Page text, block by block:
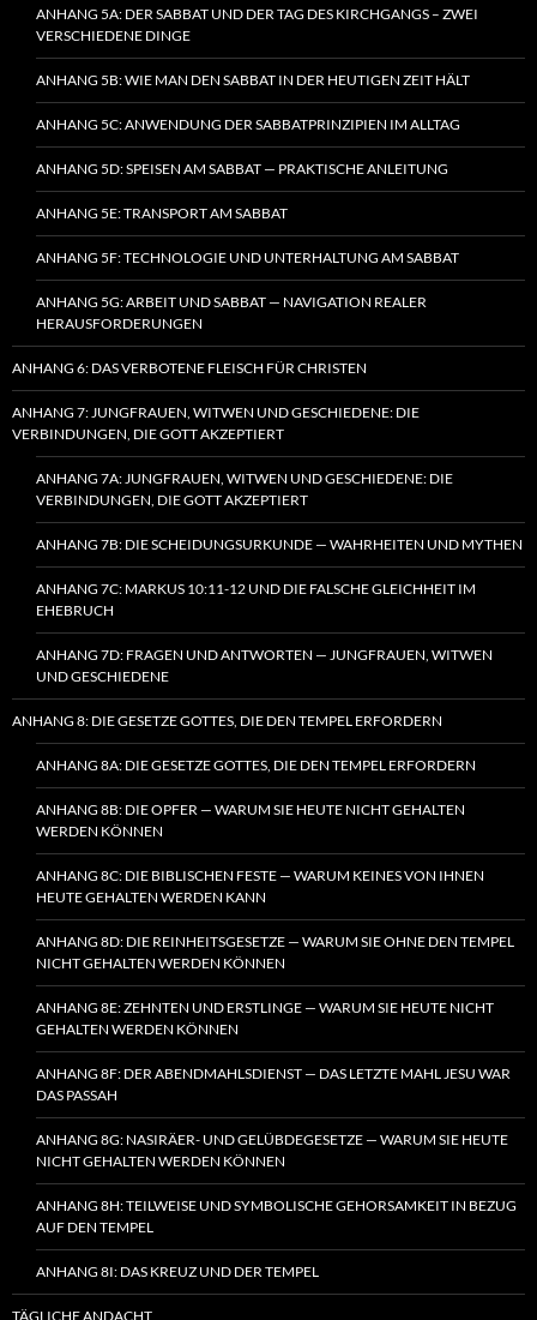
ANHANG 5A: DER SABBAT UND DER TAG DES KIRCHGANGS – ZWEI
VERSCHIEDENE DINGE
ANHANG 5B: WIE MAN DEN SABBAT IN DER HEUTIGEN ZEIT HÄLT
ANHANG 5C: ANWENDUNG DER SABBATPRINZIPIEN IM ALLTAG
ANHANG 5D: SPEISEN AM SABBAT — PRAKTISCHE ANLEITUNG
ANHANG 5E: TRANSPORT AM SABBAT
ANHANG 5F: TECHNOLOGIE UND UNTERHALTUNG AM SABBAT
ANHANG 5G: ARBEIT UND SABBAT — NAVIGATION REALER
HERAUSFORDERUNGEN
ANHANG 6: DAS VERBOTENE FLEISCH FÜR CHRISTEN
ANHANG 7: JUNGFRAUEN, WITWEN UND GESCHIEDENE: DIE
VERBINDUNGEN, DIE GOTT AKZEPTIERT
ANHANG 7A: JUNGFRAUEN, WITWEN UND GESCHIEDENE: DIE
VERBINDUNGEN, DIE GOTT AKZEPTIERT
ANHANG 7B: DIE SCHEIDUNGSURKUNDE — WAHRHEITEN UND MYTHEN
ANHANG 7C: MARKUS 10:11-12 UND DIE FALSCHE GLEICHHEIT IM
EHEBRUCH
ANHANG 7D: FRAGEN UND ANTWORTEN — JUNGFRAUEN, WITWEN
UND GESCHIEDENE
ANHANG 8: DIE GESETZE GOTTES, DIE DEN TEMPEL ERFORDERN
ANHANG 8A: DIE GESETZE GOTTES, DIE DEN TEMPEL ERFORDERN
ANHANG 8B: DIE OPFER — WARUM SIE HEUTE NICHT GEHALTEN
WERDEN KÖNNEN
ANHANG 8C: DIE BIBLISCHEN FESTE — WARUM KEINES VON IHNEN
HEUTE GEHALTEN WERDEN KANN
ANHANG 8D: DIE REINHEITSGESETZE — WARUM SIE OHNE DEN TEMPEL
NICHT GEHALTEN WERDEN KÖNNEN
ANHANG 8E: ZEHNTEN UND ERSTLINGE — WARUM SIE HEUTE NICHT
GEHALTEN WERDEN KÖNNEN
ANHANG 8F: DER ABENDMAHLSDIENST — DAS LETZTE MAHL JESU WAR
DAS PASSAH
ANHANG 8G: NASIRÄER- UND GELÜBDEGESETZE — WARUM SIE HEUTE
NICHT GEHALTEN WERDEN KÖNNEN
ANHANG 8H: TEILWEISE UND SYMBOLISCHE GEHORSAMKEIT IN BEZUG
AUF DEN TEMPEL
ANHANG 8I: DAS KREUZ UND DER TEMPEL
TÄGLICHE ANDACHT